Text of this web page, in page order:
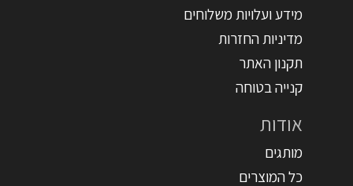
מידע ועלויות משלוחים
מדיניות החזרות
תקנון האתר
קנייה בטוחה
אודות
מותגים
כל המוצרים